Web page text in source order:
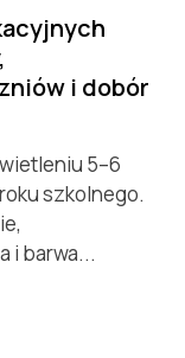
i dobór
5–6
szkolnego.
i barwa...